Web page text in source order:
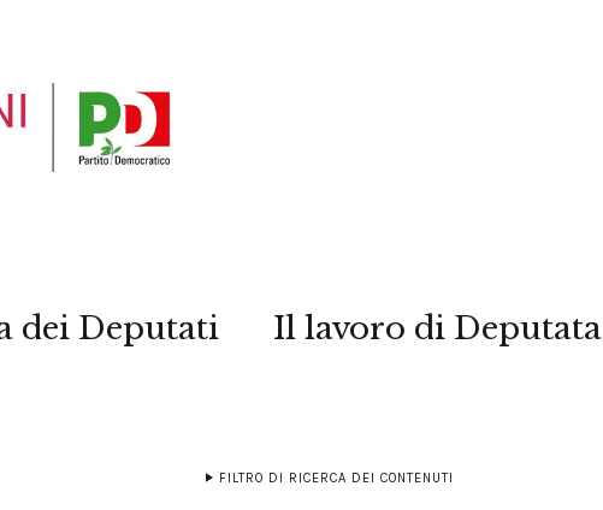
dei Deputati Il lavoro di Deputata
FILTRO DI RICERCA DEI CONTENUTI